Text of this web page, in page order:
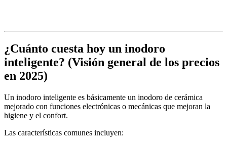
¿Cuánto cuesta hoy un inodoro
inteligente? (Visión general de los precios
en 2025)
Un inodoro inteligente es básicamente un inodoro de cerámica
mejorado con funciones electrónicas o mecánicas que mejoran la
higiene y el confort.
Las características comunes incluyen: